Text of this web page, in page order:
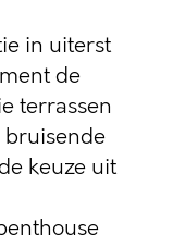
in uiterst
de
terrassen
bruisende
keuze uit